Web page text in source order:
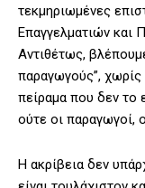
τεκμηριωμένες
Επαγγελματιών και
Αντιθέτως,
παραγωγούς”, χωρίς
πείραμα που δεν το
ούτε οι παραγωγοί,
Η ακρίβεια δεν